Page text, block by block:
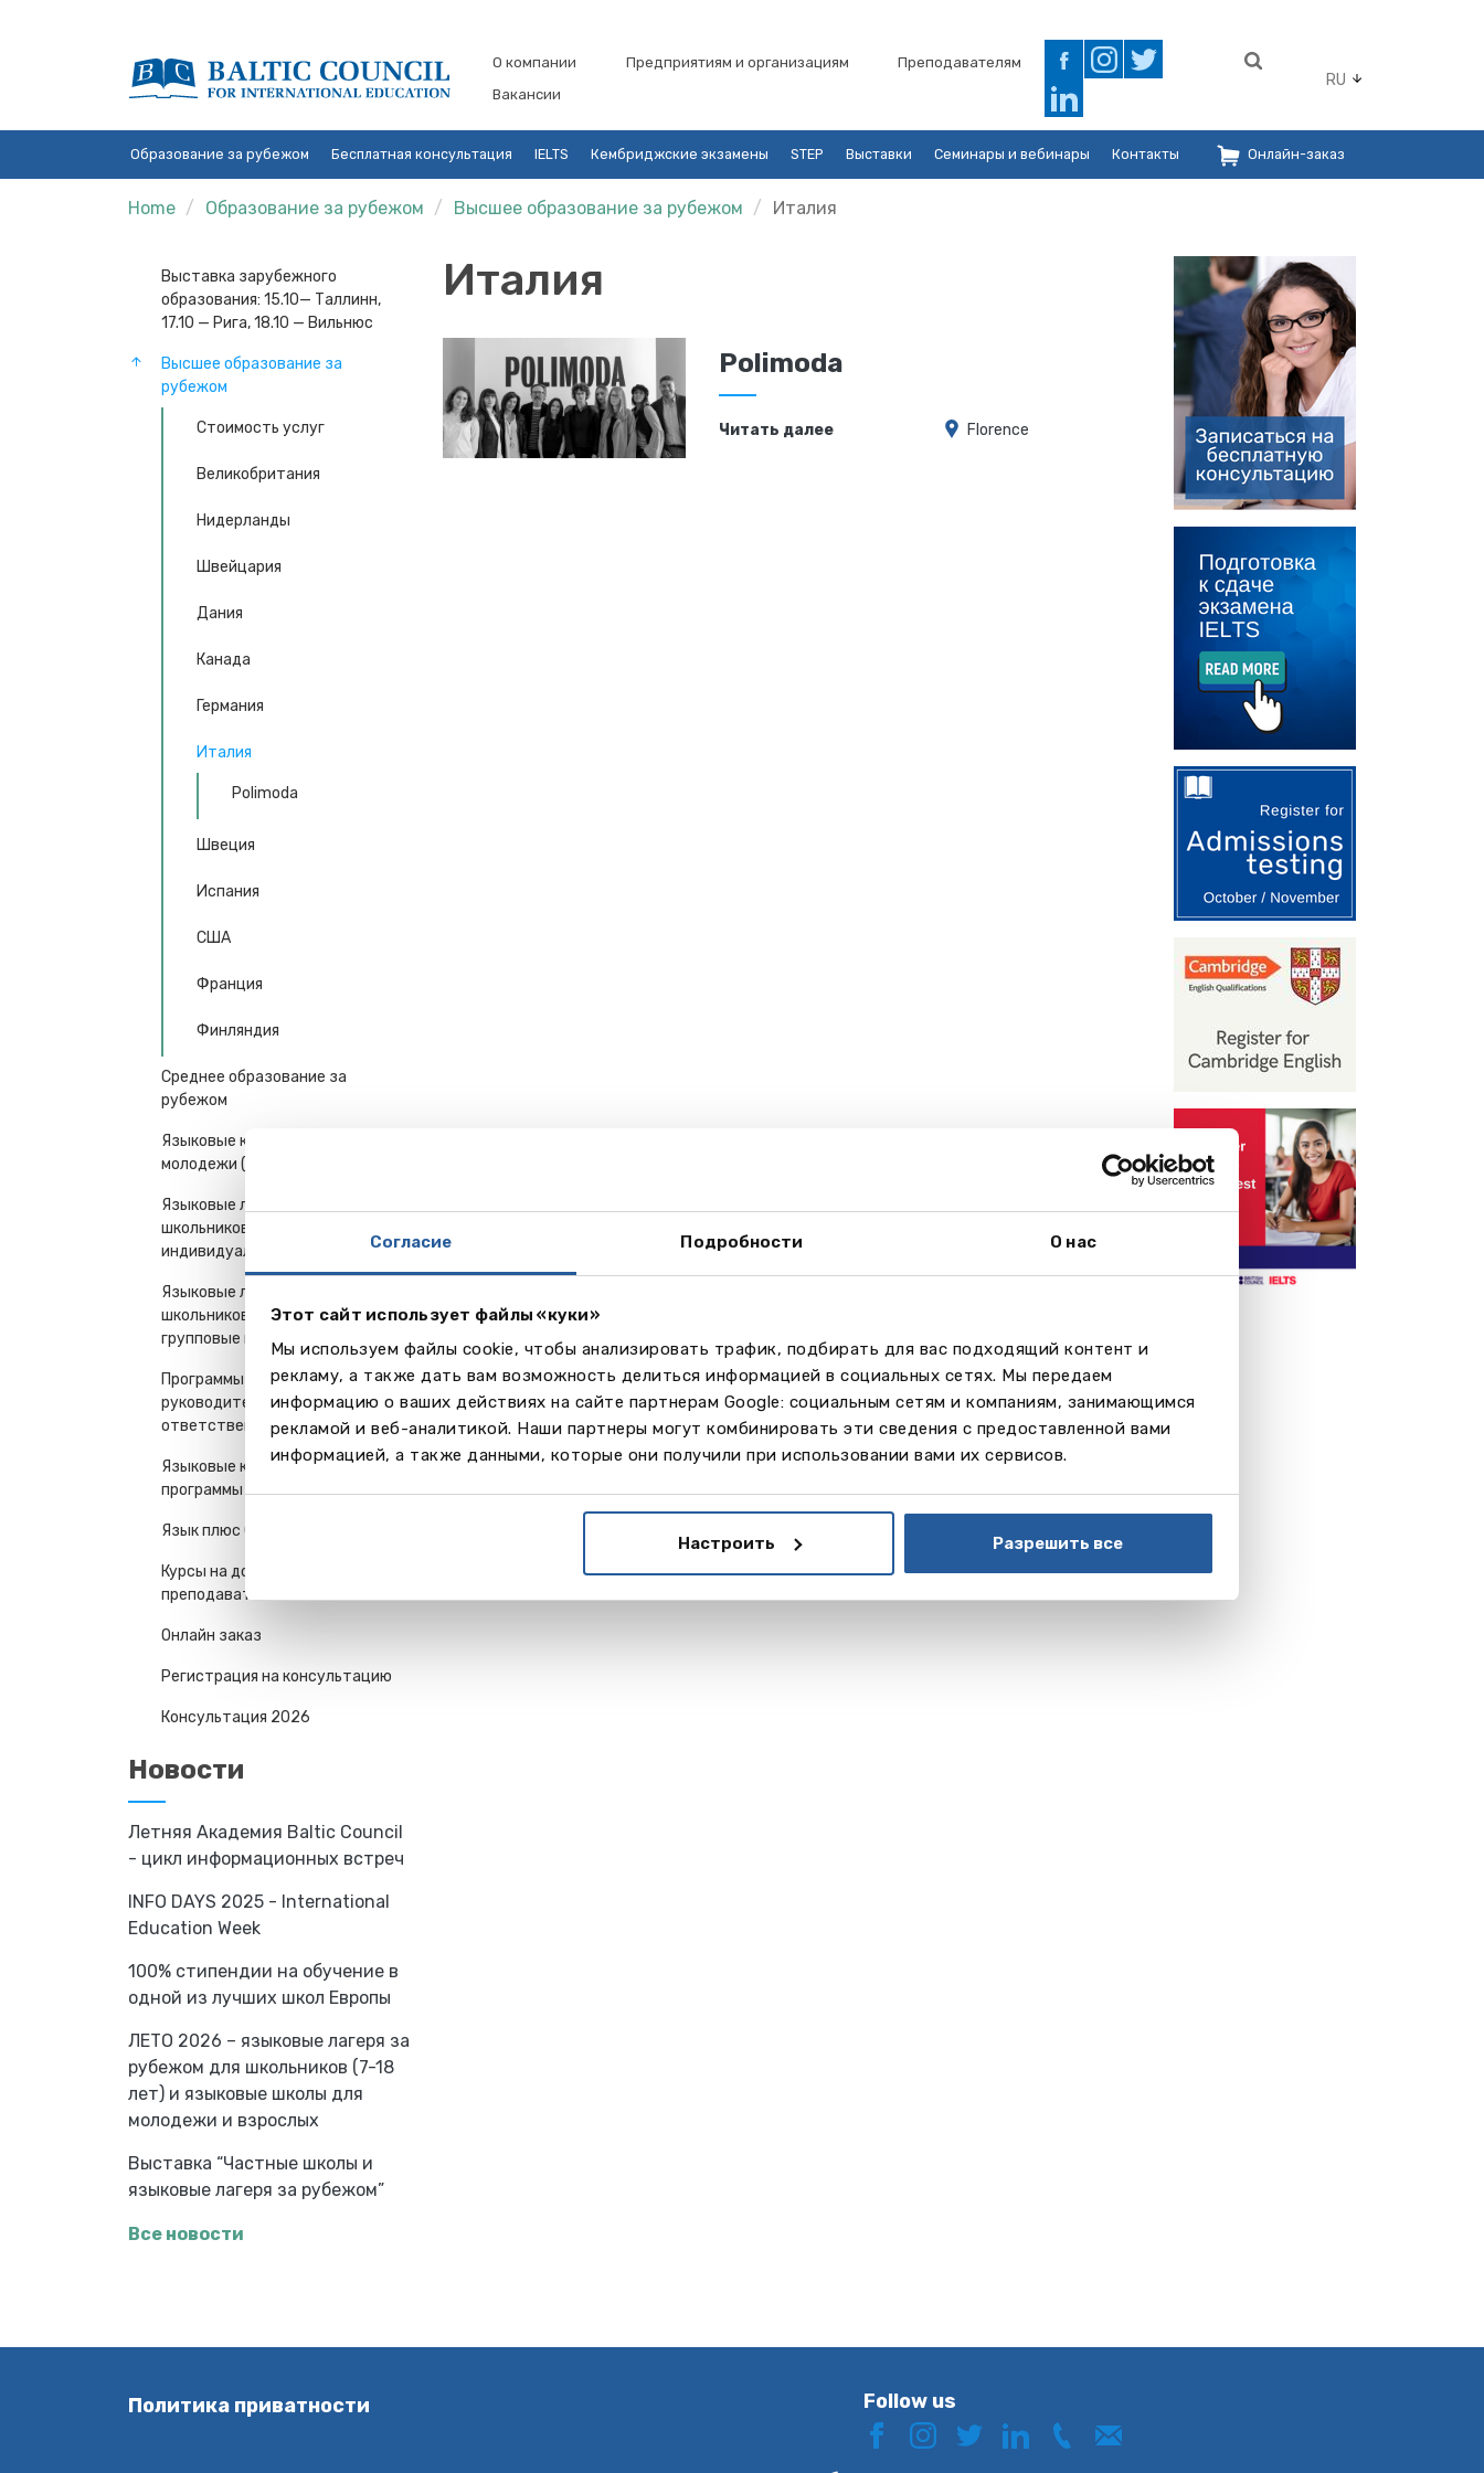
Согласие Подробности О нас
Этот сайт использует файлы «куки»
Мы используем файлы cookie, чтобы анализировать трафик, подбирать для вас подходящий контент и
рекламу, а также дать вам возможность делиться информацией в социальных сетях. Мы передаем
информацию о ваших действиях на сайте партнерам Google: социальным сетям и компаниям, занимающимся
рекламой и веб-аналитикой. Наши партнеры могут комбинировать эти сведения с предоставленной вами
информацией, а также данными, которые они получили при использовании вами их сервисов.
Настроить Разрешить все
О компании Предприятиям и организациям
Преподавателям
Вакансии
RU
Образование за рубежом Бесплатная консультация IELTS Кембриджские экзамены STEP Выставки Семинары и вебинары Контакты Онлайн-заказ
Home Образование за рубежом Высшее образование за рубежом Италия
Выставка зарубежного
образования: 15.10— Таллинн,
17.10 — Рига, 18.10 — Вильнюс
Высшее образование за
рубежом
Стоимость услуг
Великобритания
Нидерланды
Швейцария
Дания
Канада
Германия
Италия
Polimoda
Швеция
Испания
США
Франция
Финляндия
Среднее образование за
рубежом
Языковые курсы для
молодежи (16+) и взрослых
Языковые лагеря, курсы для
школьников 7-18 лет-
индивидуальные поездки
Языковые лагеря, курсы для
школьников 7-18 лет -
групповые поездки
Программы для
руководителей и
ответственных работников
Языковые курсы - семейные
программы
Язык плюс Спорт
Курсы на дому у
преподавателя
Онлайн заказ
Регистрация на консультацию
Консультация 2026
Новости
Летняя Академия Baltic Council
- цикл информационных встреч
INFO DAYS 2025 - International
Education Week
100% стипендии на обучение в
одной из лучших школ Европы
ЛЕТО 2026 – языковые лагеря за
рубежом для школьников (7-18
лет) и языковые школы для
молодежи и взрослых
Выставка “Частные школы и
языковые лагеря за рубежом”
Все новости
Италия
Polimoda
Читать далее Florence
Политика приватности Follow us